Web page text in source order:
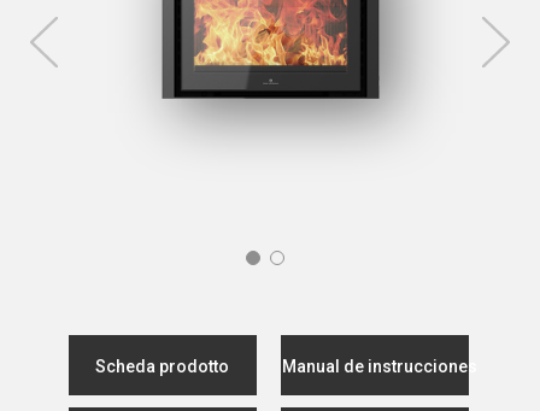
Scheda prodotto Manual de instrucciones